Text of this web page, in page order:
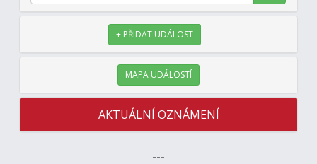
+ PŘIDAT UDÁLOST
MAPA UDÁLOSTÍ
AKTUÁLNÍ OZNÁMENÍ
---